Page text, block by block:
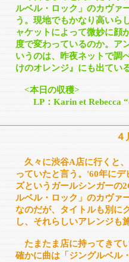
ルベル・ロック」のカヴァ
う。現地でもかなり高いら
ャケットによって微妙に顔
度で変わっているのか。ア
いうのは、昨夜ネットで調
けのオレンジ』にも出てい
<本日の収穫>
LP：Karin et Rebecca
４
久々に渋谷A店に行くと
っていたと言う。'60年に
ズというガールシンガーの
ルベル・ロック」のカヴァ
なのだが、タイトルも別に
し、それらしいアレンジも
たまたま店に持ってきて
確かに曲は「ジングルベル